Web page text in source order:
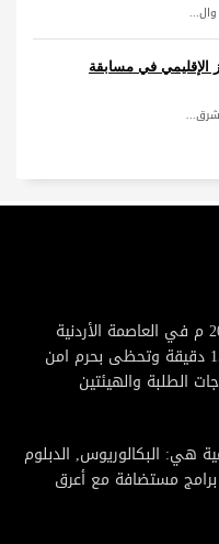
في مسابقة
تأسست جامعة الشرق الأوسط عام 2005 م في العاصمة الأردنية
عمان, وتبعد عن مركز المدينة ما يقرب 15 دقيقة وتحظى بحرم امن
الطلبة والهيئتين
و 3 برامج أكاديمية هي: البكالوريوس, الدبلوم
برامج مستضافة مع أعرق